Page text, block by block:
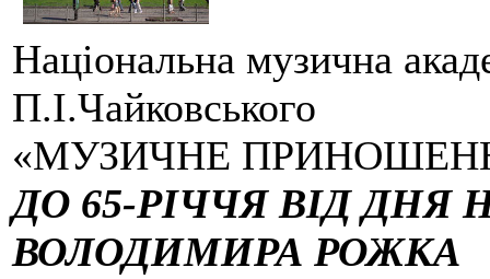
Національна музична
П.І.Чайковського
«МУЗИЧНЕ
ДО 65-РІЧЧЯ ВІД
ВОЛОДИМИРА РОЖКА